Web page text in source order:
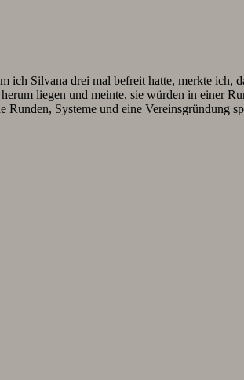
Silvana drei mal befreit hatte, merkte ich,
liegen und meinte, sie würden in einer
Systeme und eine